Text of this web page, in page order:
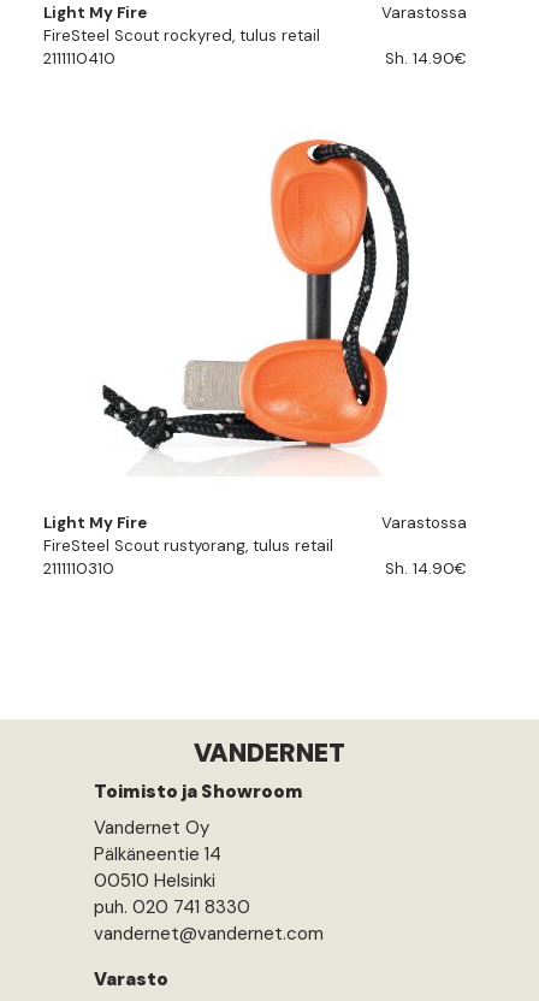
Light My Fire
Varastossa
FireSteel Scout rockyred, tulus retail
2111110410
Sh. 14.90€
Light My Fire
Varastossa
FireSteel Scout rustyorang, tulus retail
2111110310
Sh. 14.90€
VANDERNET
Toimisto ja Showroom
Vandernet Oy
Pälkäneentie 14
00510 Helsinki
puh. 020 741 8330
vandernet@vandernet.com
Varasto